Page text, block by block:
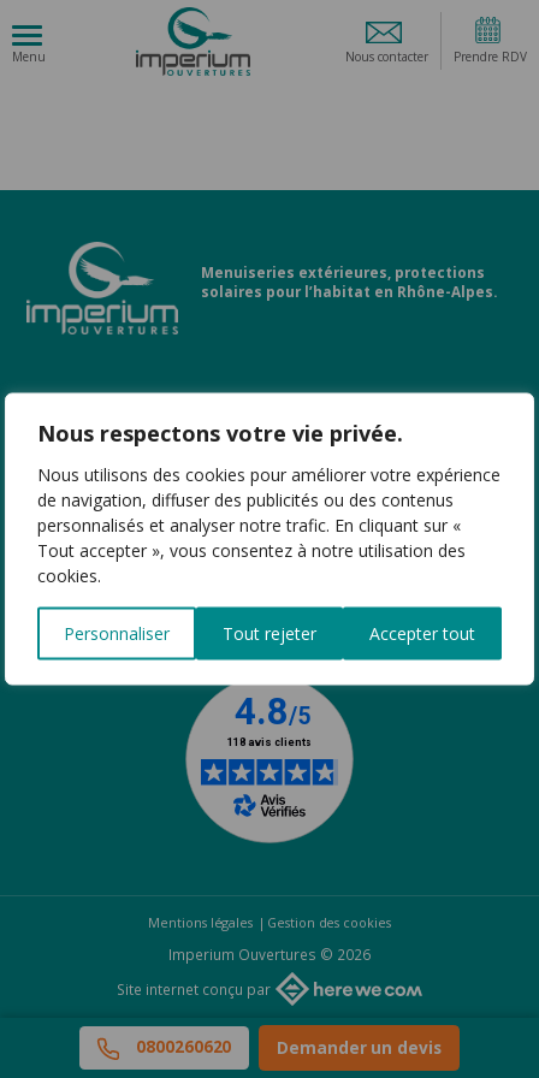
Nous respectons votre vie privée.
Nous utilisons des cookies pour améliorer votre expérience
de navigation, diffuser des publicités ou des contenus
personnalisés et analyser notre trafic. En cliquant sur «
Tout accepter », vous consentez à notre utilisation des
cookies.
Personnaliser Tout rejeter Accepter tout
Nous contacter Prendre RDV
0800260620 Demander un devis
Menuiseries extérieures, protections
solaires pour l’habitat en Rhône-Alpes.
PRODUITS
NOS AGENCES
Mentions légales Gestion des cookies
Imperium Ouvertures © 2026
Site internet conçu par